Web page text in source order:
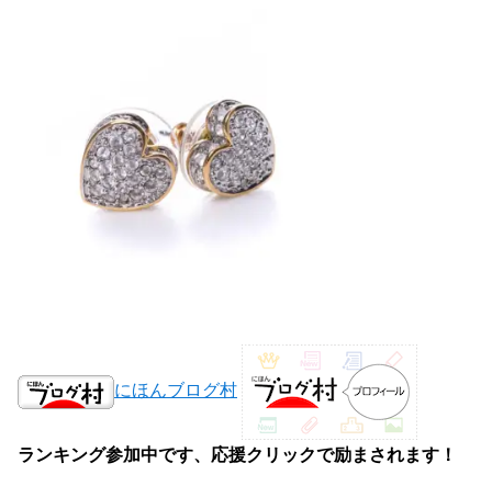
にほんブログ村
ランキング参加中です、応援クリックで励まされます！